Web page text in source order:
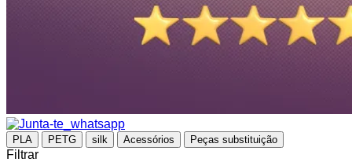
PLA PETG silk Acessórios Peças substituição
Filtrar